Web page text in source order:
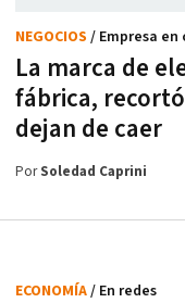
La marca de
fábrica,
dejan de caer
NEGOCIOS / Empresa en
PorSoledad Caprini
ECONOMÍA/ En redes